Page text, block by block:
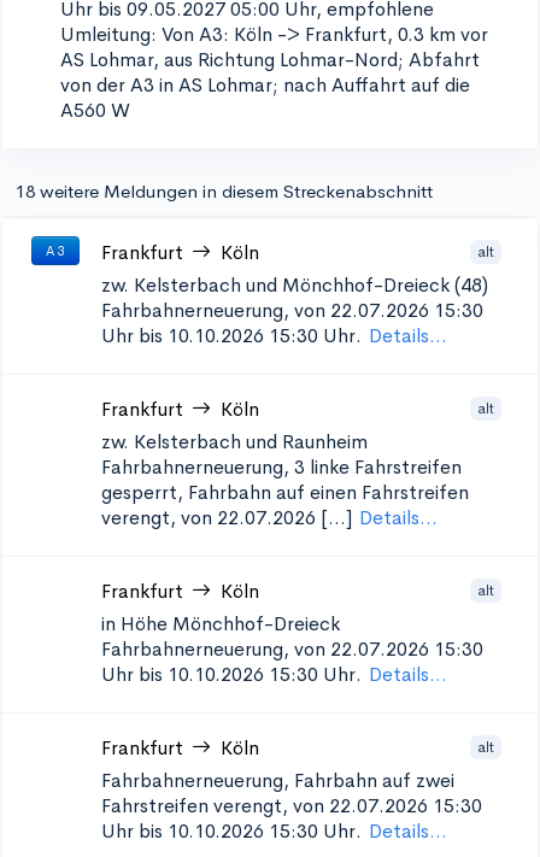
Uhr bis 09.05.2027 05:00 Uhr, empfohlene
Umleitung: Von A3: Köln -> Frankfurt, 0.3 km vor
AS Lohmar, aus Richtung Lohmar-Nord; Abfahrt
von der A3 in AS Lohmar; nach Auffahrt auf die
A560 W
18 weitere Meldungen in diesem Streckenabschnitt
A 3 Frankfurt Köln alt
zw. Kelsterbach und Mönchhof-Dreieck (48)
Fahrbahnerneuerung, von 22.07.2026 15:30
Uhr bis 10.10.2026 15:30 Uhr. Details...
Frankfurt Köln alt
zw. Kelsterbach und Raunheim
Fahrbahnerneuerung, 3 linke Fahrstreifen
gesperrt, Fahrbahn auf einen Fahrstreifen
verengt, von 22.07.2026 [...] Details...
Frankfurt Köln alt
in Höhe Mönchhof-Dreieck
Fahrbahnerneuerung, von 22.07.2026 15:30
Uhr bis 10.10.2026 15:30 Uhr. Details...
Frankfurt Köln alt
Fahrbahnerneuerung, Fahrbahn auf zwei
Fahrstreifen verengt, von 22.07.2026 15:30
Uhr bis 10.10.2026 15:30 Uhr. Details...